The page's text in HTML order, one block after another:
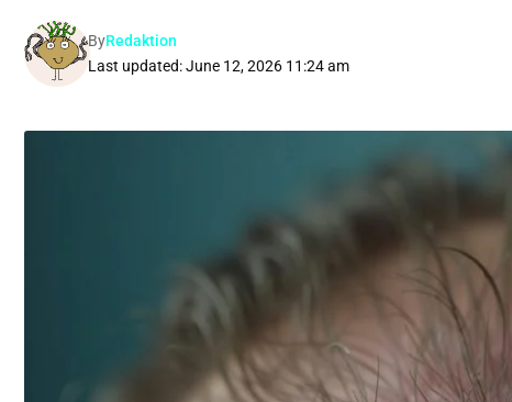
Last updated: June 12, 2026 11:24 am
ByRedaktion